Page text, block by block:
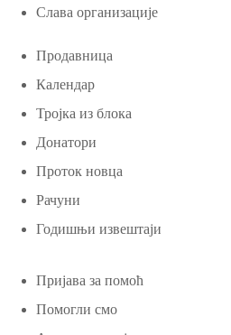
Слава организације
Продавница
Календар
Тројка из блока
Донатори
Проток новца
Рачуни
Годишњи извештаји
Пријава за помоћ
Помогли смо